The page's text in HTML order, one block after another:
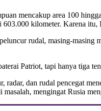
mencakup area 100
kilometer. Karena
rudal, masing-
Patriot, tapi hanya tiga
radar, dan rudal pencegat
mengingat Rusia